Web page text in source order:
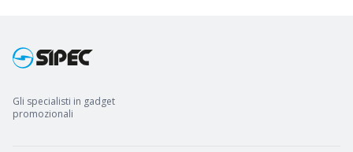
Gli specialisti in gadget
promozionali